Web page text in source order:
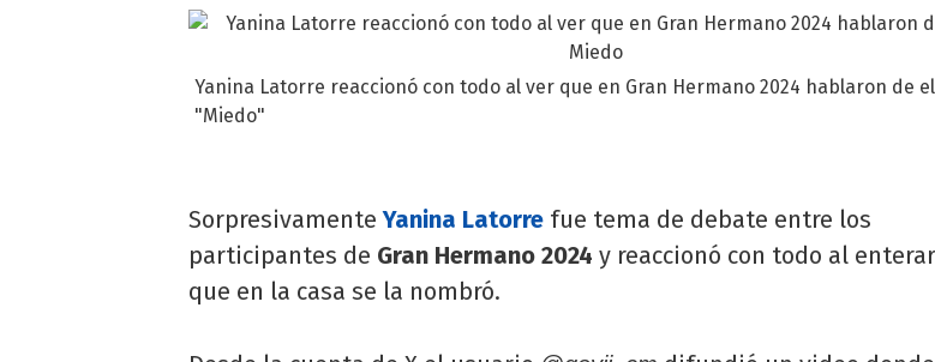
Yanina Latorre reaccionó con todo al ver que en Gran Hermano 2024 hablaron de
"Miedo"
SorpresivamenteYanina Latorre fue tema de debate entre los
participantes de Gran Hermano 2024 y reaccionó con todo al
que en la casa se la nombró.